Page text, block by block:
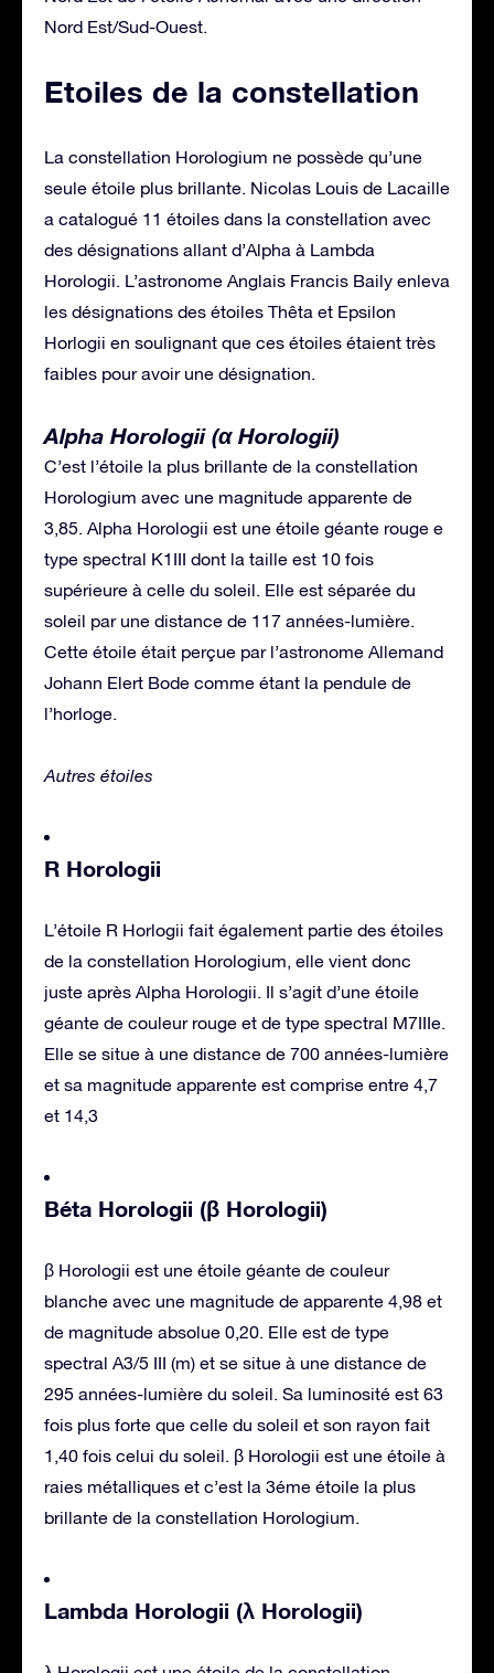
Nord Est/Sud-Ouest.
Etoiles de la constellation
La constellation Horologium ne possède qu’une
seule étoile plus brillante. Nicolas Louis de Lacaille
a catalogué 11 étoiles dans la constellation avec
des désignations allant d’Alpha à Lambda
Horologii. L’astronome Anglais Francis Baily enleva
les désignations des étoiles Thêta et Epsilon
Horlogii en soulignant que ces étoiles étaient très
faibles pour avoir une désignation.
Alpha Horologii (α Horologii)
C’est l’étoile la plus brillante de la constellation
Horologium avec une magnitude apparente de
3,85. Alpha Horologii est une étoile géante rouge e
type spectral K1III dont la taille est 10 fois
supérieure à celle du soleil. Elle est séparée du
soleil par une distance de 117 années-lumière.
Cette étoile était perçue par l’astronome Allemand
Johann Elert Bode comme étant la pendule de
l’horloge.
Autres étoiles
R Horologii
L’étoile R Horlogii fait également partie des étoiles
de la constellation Horologium, elle vient donc
juste après Alpha Horologii. Il s’agit d’une étoile
géante de couleur rouge et de type spectral M7IIIe.
Elle se situe à une distance de 700 années-lumière
et sa magnitude apparente est comprise entre 4,7
et 14,3
Béta Horologii (β Horologii)
β Horologii est une étoile géante de couleur
blanche avec une magnitude de apparente 4,98 et
de magnitude absolue 0,20. Elle est de type
spectral A3/5 III (m) et se situe à une distance de
295 années-lumière du soleil. Sa luminosité est 63
fois plus forte que celle du soleil et son rayon fait
1,40 fois celui du soleil. β Horologii est une étoile à
raies métalliques et c’est la 3éme étoile la plus
brillante de la constellation Horologium.
Lambda Horologii (λ Horologii)